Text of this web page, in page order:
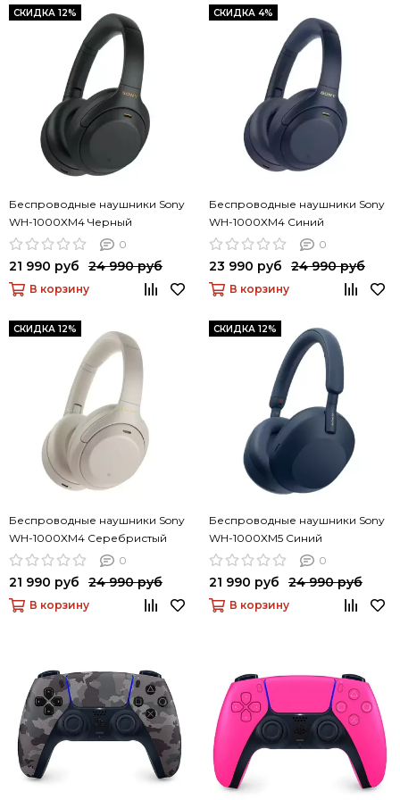
СКИДКА 12%
Беспроводные наушники Sony
WH-1000XM4 Черный
0
21 990 руб 24 990 руб
В корзину
СКИДКА 4%
Беспроводные наушники Sony
WH-1000XM4 Синий
0
23 990 руб 24 990 руб
В корзину
СКИДКА 12%
Беспроводные наушники Sony
WH-1000XM4 Серебристый
0
21 990 руб 24 990 руб
В корзину
СКИДКА 12%
Беспроводные наушники Sony
WH-1000XM5 Синий
0
21 990 руб 24 990 руб
В корзину